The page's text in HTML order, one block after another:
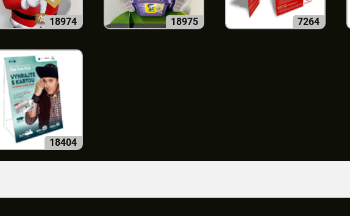
18974 18975 7264
18404